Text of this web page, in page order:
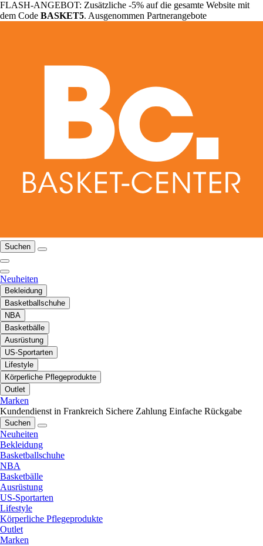
FLASH-ANGEBOT: Zusätzliche -5% auf die gesamte Website mit
dem Code BASKET5. Ausgenommen Partnerangebote
Suchen
Neuheiten
Bekleidung
Basketballschuhe
NBA
Basketbälle
Ausrüstung
US-Sportarten
Lifestyle
Körperliche Pflegeprodukte
Outlet
Marken
Kundendienst in Frankreich Sichere Zahlung Einfache Rückgabe
Suchen
Neuheiten
Bekleidung
Basketballschuhe
NBA
Basketbälle
Ausrüstung
US-Sportarten
Lifestyle
Körperliche Pflegeprodukte
Outlet
Marken